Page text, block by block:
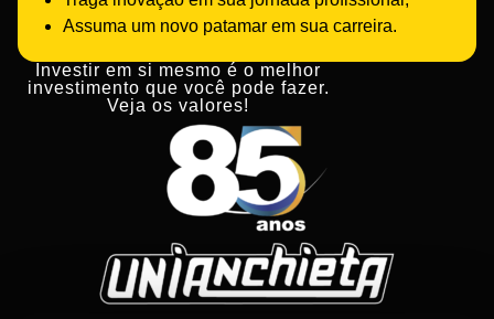
Assuma um novo patamar em sua carreira.
Investir em si mesmo é o melhor
investimento que você pode fazer.
Veja os valores!